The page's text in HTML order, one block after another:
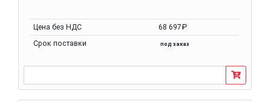
Цена без НДС
68 697₽
Срок поставки
под заказ